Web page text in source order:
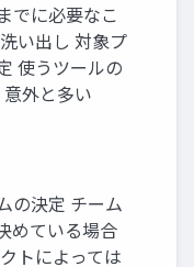
でに必要なこ
出し 対象プ
使うツールの
外と多い
の決定 チーム
めている場合
トによっては